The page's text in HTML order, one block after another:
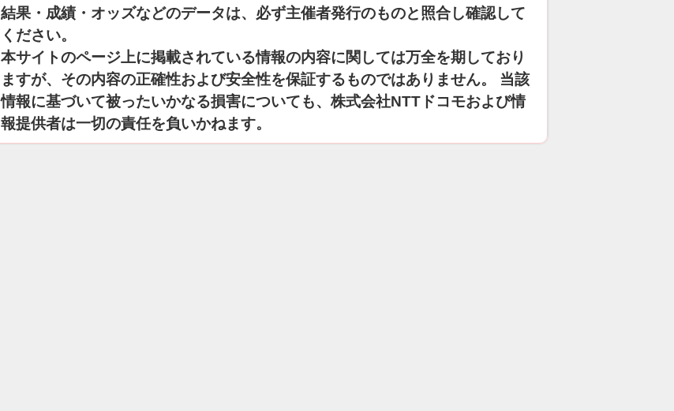
結果・成績・オッズなどのデータは、必ず主催者発行のものと照合し確認して
ください。
本サイトのページ上に掲載されている情報の内容に関しては万全を期しており
ますが、その内容の正確性および安全性を保証するものではありません。 当該
情報に基づいて被ったいかなる損害についても、株式会社NTTドコモおよび情
報提供者は一切の責任を負いかねます。